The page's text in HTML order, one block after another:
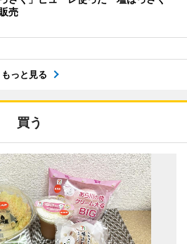
売
もっと見る
買う